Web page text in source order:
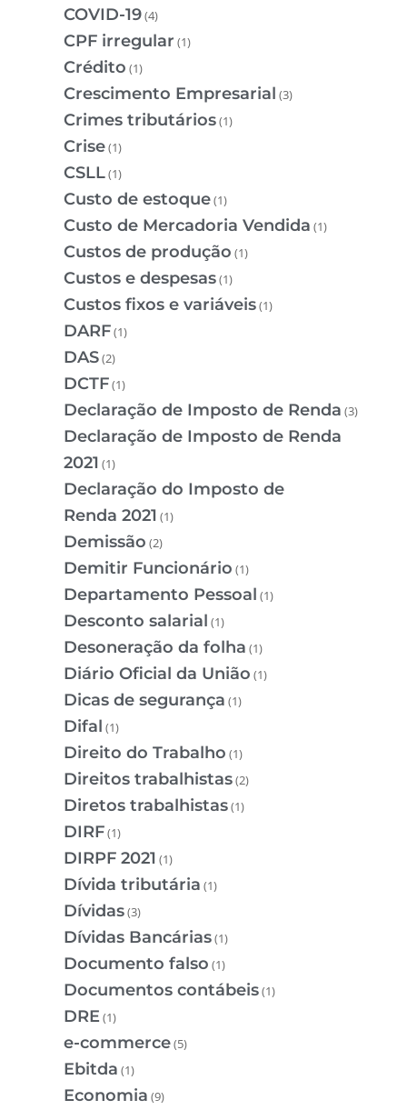
COVID-19(4)
CPF irregular (1)
Crédito (1)
Crescimento Empresarial (3)
Crimes tributários(1)
Crise(1)
CSLL(1)
Custo de estoque(1)
Custo de Mercadoria Vendida (1)
Custos de produção (1)
Custos e despesas(1)
Custos fixos e variáveis(1)
DARF(1)
DAS(2)
DCTF(1)
Declaração de Imposto de Renda (3)
Declaração de Imposto de Renda
2021 (1)
Declaração do Imposto de
Renda 2021 (1)
Demissão (2)
Demitir Funcionário (1)
Departamento Pessoal (1)
Desconto salarial (1)
Desoneração da folha (1)
Diário Oficial da União (1)
Dicas de segurança (1)
Difal (1)
Direito do Trabalho (1)
Direitos trabalhistas(2)
Diretos trabalhistas(1)
DIRF(1)
DIRPF 2021 (1)
Dívida tributária (1)
Dívidas(3)
Dívidas Bancárias(1)
Documento falso (1)
Documentos contábeis(1)
DRE(1)
e-commerce(5)
Ebitda (1)
Economia (9)